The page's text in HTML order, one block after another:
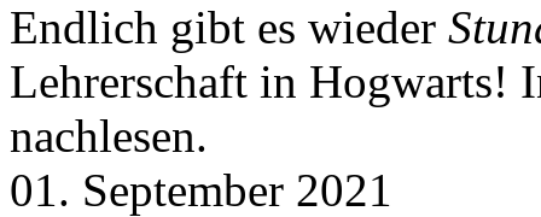
Endlich gibt es wieder
Lehrerschaft in Hogwarts!
nachlesen.
01. September 2021